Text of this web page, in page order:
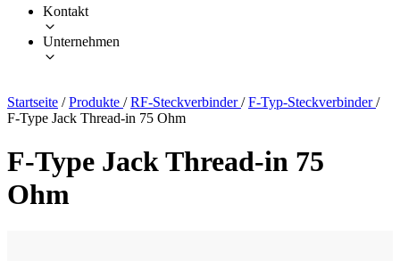
Kontakt
Unternehmen
Startseite / Produkte / RF-Steckverbinder/ F-Typ-Steckverbinder/
F-Type Jack Thread-in 75 Ohm
F-Type Jack Thread-in 75
Ohm